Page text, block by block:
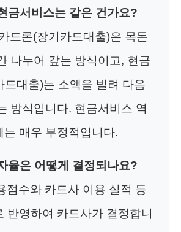
금서비스는 같은 건가요?
드론(장기카드대출)은 목돈
나누어 갚는 방식이고, 현금
드대출)는 소액을 빌려 다음
방식입니다. 현금서비스 역
는 매우 부정적입니다.
율은 어떻게 결정되나요?
점수와 카드사 이용 실적 등
반영하여 카드사가 결정합니